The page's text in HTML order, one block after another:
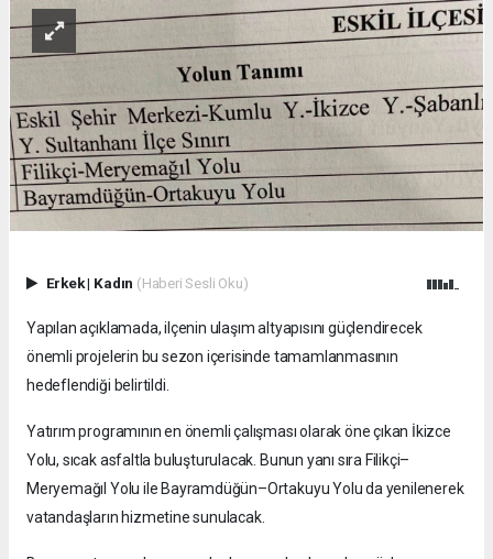
Erkek| Kadın (Haberi Sesli Oku)
Yapılan açıklamada, ilçenin ulaşım altyapısını güçlendirecek
önemli projelerin bu sezon içerisinde tamamlanmasının
hedeflendiği belirtildi.
Yatırım programının en önemli çalışması olarak öne çıkan İkizce
Yolu, sıcak asfaltla buluşturulacak. Bunun yanı sıra Filikçi–
Meryemağıl Yolu ile Bayramdüğün–Ortakuyu Yolu da yenilenerek
vatandaşların hizmetine sunulacak.